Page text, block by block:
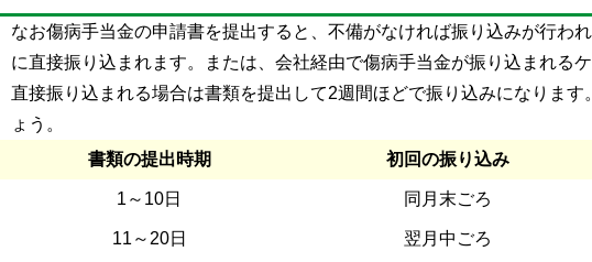
なお傷病手当金の申請書を提出すると、不備がなければ振り込みが行わ
に直接振り込まれます。または、会社経由で傷病手当金が振り込まれるケ
直接振り込まれる場合は書類を提出して2週間ほどで振り込みになりま
ょう。
書類の提出時期
初回の振り込み
1～10日 同月末ごろ
11～20日 翌月中ごろ